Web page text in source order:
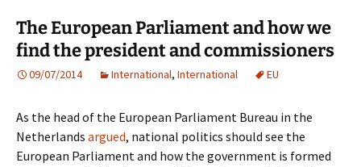
The European Parliament and how we
find the president and commissioners
09/07/2014 International, International EU
As the head of the European Parliament Bureau in the
Netherlands argued, national politics should see the
European Parliament and how the government is formed